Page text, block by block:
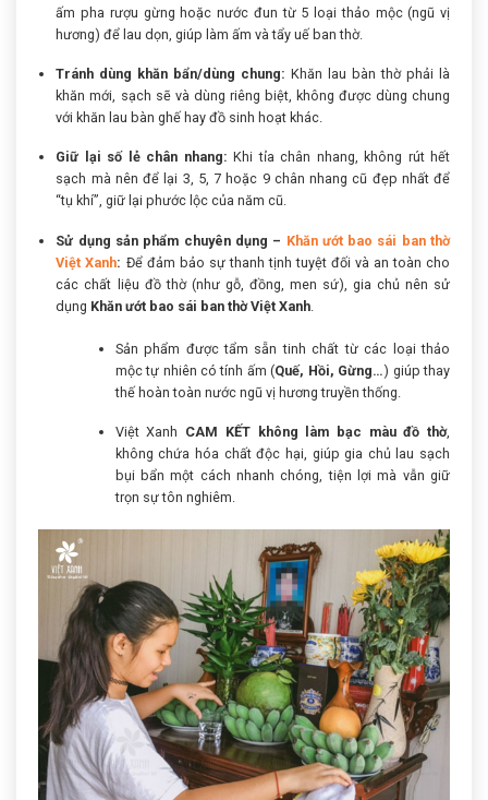
ấm pha rượu gừng hoặc nước đun từ 5 loại thảo mộc (ngũ vị
hương) để lau dọn, giúp làm ấm và tẩy uế ban thờ.
Tránh dùng khăn bẩn/dùng chung: Khăn lau bàn thờ phải là
khăn mới, sạch sẽ và dùng riêng biệt, không được dùng chung
với khăn lau bàn ghế hay đồ sinh hoạt khác.
Giữ lại số lẻ chân nhang: Khi tỉa chân nhang, không rút hết
sạch mà nên để lại 3, 5, 7 hoặc 9 chân nhang cũ đẹp nhất để
“tụ khí”, giữ lại phước lộc của năm cũ.
Sử dụng sản phẩm chuyên dụng – Khăn ướt bao sái ban thờ
Việt Xanh: Để đảm bảo sự thanh tịnh tuyệt đối và an toàn cho
các chất liệu đồ thờ (như gỗ, đồng, men sứ), gia chủ nên sử
dụng Khăn ướt bao sái ban thờ Việt Xanh
Sản phẩm được tẩm sẵn tinh chất từ các loại thảo
mộc tự nhiên có tính ấm (Quế, Hồi, Gừng…) giúp thay
thế hoàn toàn nước ngũ vị hương truyền thống.
Việt Xanh CAM KẾT không làm bạc màu đồ thờ,
không chứa hóa chất độc hại, giúp gia chủ lau sạch
bụi bẩn một cách nhanh chóng, tiện lợi mà vẫn giữ
trọn sự tôn nghiêm.